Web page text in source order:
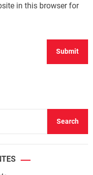
in this browser for
Search